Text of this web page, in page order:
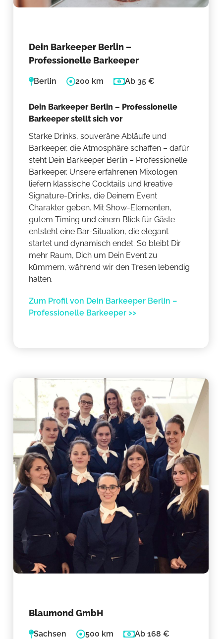
Dein Barkeeper Berlin –
Professionelle Barkeeper
Berlin 200 km Ab 35 €
Dein Barkeeper Berlin – Professionelle
Barkeeper stellt sich vor
Starke Drinks, souveräne Abläufe und
Barkeeper, die Atmosphäre schaffen – dafür
steht Dein Barkeeper Berlin – Professionelle
Barkeeper. Unsere erfahrenen Mixologen
liefern klassische Cocktails und kreative
Signature-Drinks, die Deinem Event
Charakter geben. Mit Show-Elementen,
gutem Timing und einem Blick für Gäste
entsteht eine Bar-Situation, die elegant
startet und dynamisch endet. So bleibt Dir
mehr Raum, Dich um Dein Event zu
kümmern, während wir den Tresen lebendig
halten.
Zum Profil von Dein Barkeeper Berlin –
Professionelle Barkeeper >>
Blaumond GmbH
Sachsen 500 km Ab 168 €